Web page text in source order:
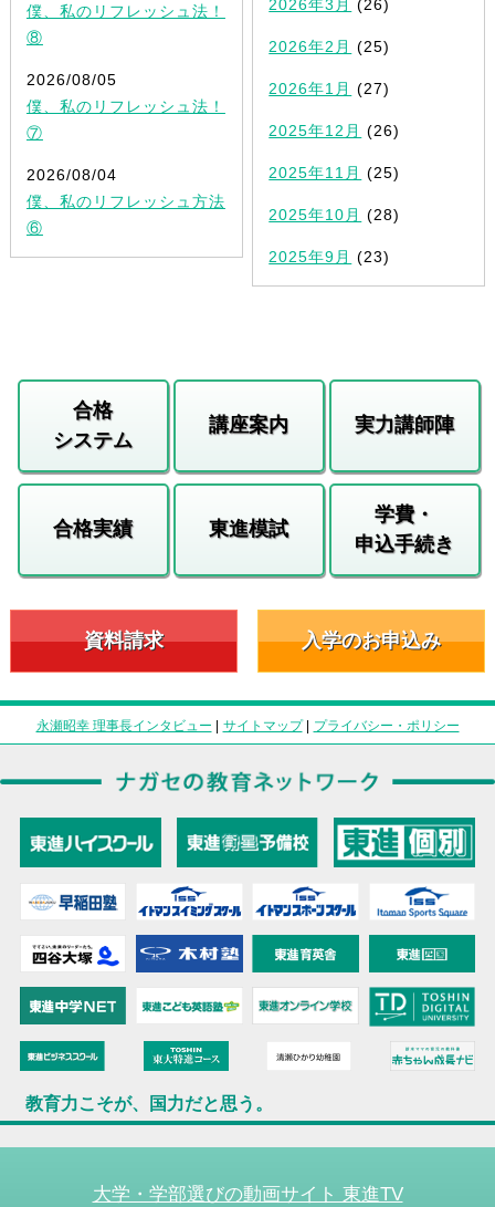
僕、私のリフレッシュ法！
⑧
2026/08/05
僕、私のリフレッシュ法！
⑦
2026/08/04
僕、私のリフレッシュ方法
⑥
2026年3月 (26)
2026年2月 (25)
2026年1月 (27)
2025年12月 (26)
2025年11月 (25)
2025年10月 (28)
2025年9月 (23)
合格
システム
講座案内 実力講師陣
合格実績 東進模試
学費・
申込手続き
資料請求 入学のお申込み
永瀬昭幸 理事長インタビュー | サイトマップ| プライバシー・ポリシー
教育力こそが、国力だと思う。
大学・学部選びの動画サイト 東進TV